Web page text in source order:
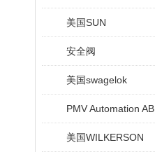
美国SUN
安全阀
美国swagelok
PMV Automation AB
美国WILKERSON